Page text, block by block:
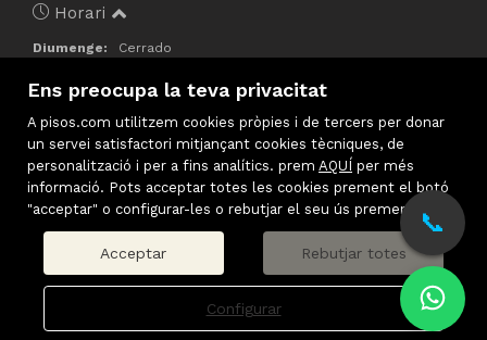
Ens preocupa la teva privacitat
A pisos.com utilitzem cookies pròpies i de tercers per donar
un servei satisfactori mitjançant cookies tècniques, de
personalització i per a fins analítics. prem AQUÍ per més
informació. Pots acceptar totes les cookies prement el botó
"acceptar" o configurar-les o rebutjar el seu ús prement
Acceptar Rebutjar totes
Configurar
Horari
Diumenge:
Cerrado
Dimarts:
10:00 – 13:00, 16:00 – 19:00
Dimecres:
10:00 – 13:00, 16:00 – 19:00
Dijous:
10:00 – 13:00, 16:00 – 19:00
Divendres:
10:00 – 13:00, 16:00 – 19:00
Dissabte:
Cerrado
📞